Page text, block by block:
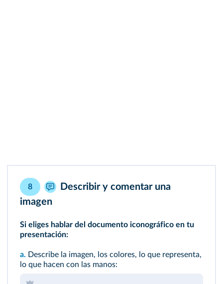
8
Describir y comentar una
imagen
Si eliges hablar del documento iconográfico en tu
presentación:
a. Describe la imagen, los colores, lo que representa,
lo que hacen con las manos: